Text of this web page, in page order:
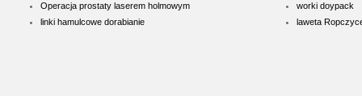
Operacja prostaty laserem holmowym
linki hamulcowe dorabianie
worki doypack
laweta